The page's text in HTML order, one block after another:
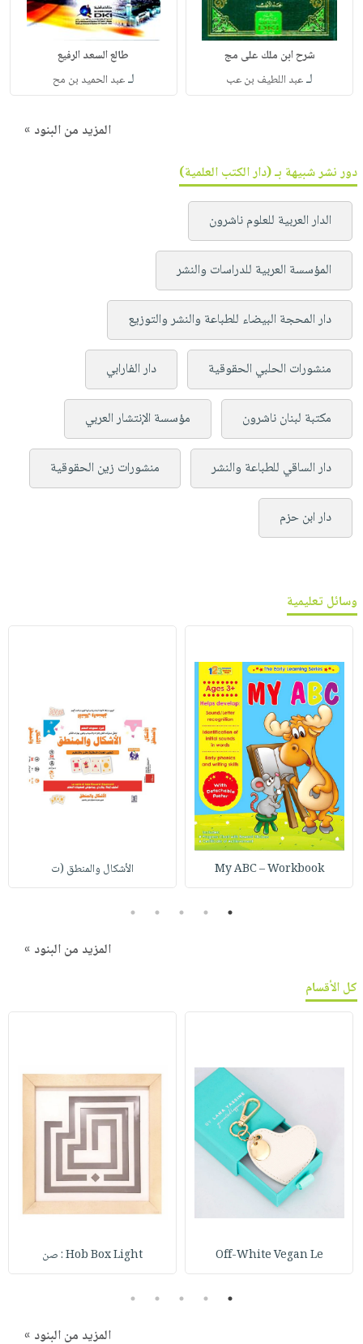
شرح ابن ملك على مج
لـعبد اللطيف بن عب
طالع السعد الرفيع
لـعبد الحميد بن مح
المزيد من البنود »
دور نشر شبيهة بـ (دار الكتب العلمية)
الدار العربية للعلوم ناشرون
المؤسسة العربية للدراسات والنشر
دار المحجة البيضاء للطباعة والنشر والتوزيع
منشورات الحلبي الحقوقية دار الفارابي
مكتبة لبنان ناشرون مؤسسة الإنتشار العربي
دار الساقي للطباعة والنشر منشورات زين الحقوقية
دار ابن حزم
وسائل تعليمية
My ABC – Workbook الأشكال والمنطق (ت
1
2
3
4
5
المزيد من البنود »
كل الأقسام
Off-White Vegan Le Hob Box Light : صن
1
2
3
4
5
المزيد من البنود »